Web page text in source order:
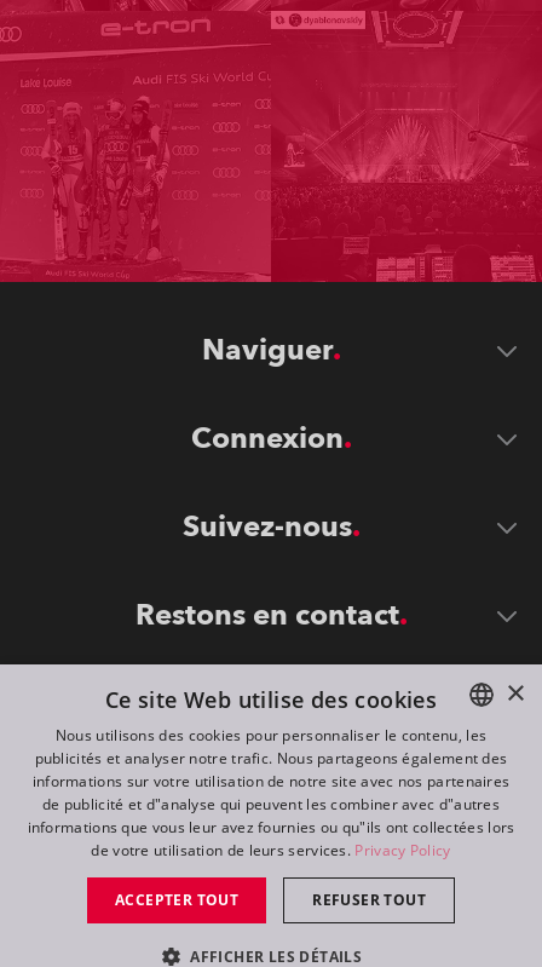
Naviguer
Connexion
Suivez-nous
Restons en contact
©2026 ROBE lighting s.r.o.
All rights reserved. Created by Appio
Switch to desktop mode
ENGLISH
DE
RU
×
Ce site Web utilise des cookies
Nous utilisons des cookies pour personnaliser le contenu, les
publicités et analyser notre trafic. Nous partageons également des
informations sur votre utilisation de notre site avec nos partenaires
de publicité et d"analyse qui peuvent les combiner avec d"autres
informations que vous leur avez fournies ou qu"ils ont collectées lors
de votre utilisation de leurs services. Privacy Policy
ACCEPTER TOUT REFUSER TOUT
AFFICHER LES DÉTAILS